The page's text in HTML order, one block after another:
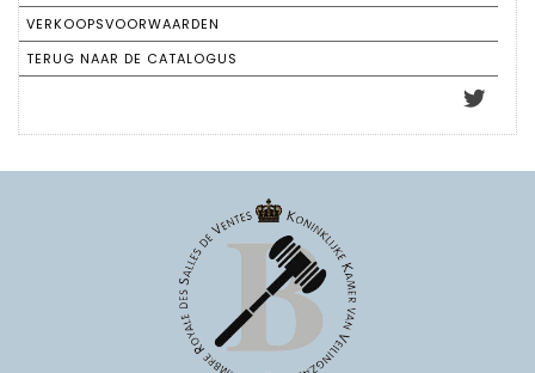
VERKOOPSVOORWAARDEN
TERUG NAAR DE CATALOGUS